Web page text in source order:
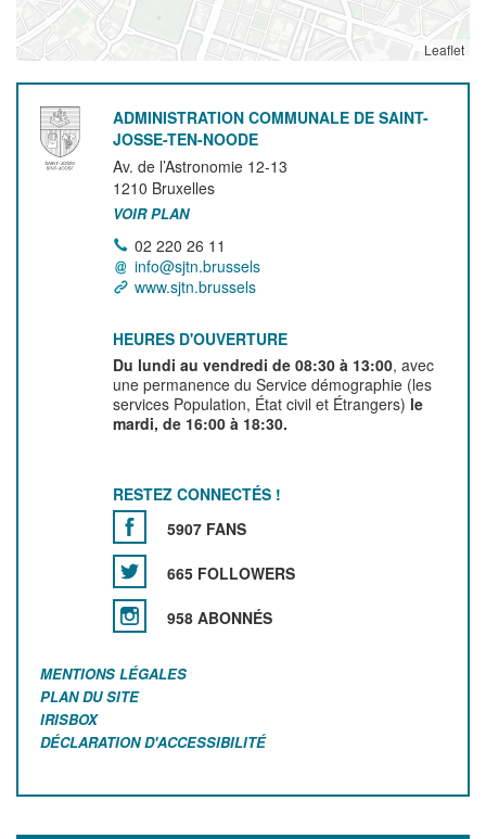
Leaflet
ADMINISTRATION COMMUNALE DE SAINT-
JOSSE-TEN-NOODE
Av. de l’Astronomie 12-13
1210 Bruxelles
VOIR PLAN
02 220 26 11
info@sjtn.brussels
www.sjtn.brussels
HEURES D'OUVERTURE
Du lundi au vendredi de 08:30 à 13:00, avec
une permanence du Service démographie (les
services Population, État civil et Étrangers) le
mardi, de 16:00 à 18:30.
RESTEZ CONNECTÉS !
5907 FANS
665 FOLLOWERS
958 ABONNÉS
MENTIONS LÉGALES
PLAN DU SITE
IRISBOX
DÉCLARATION D'ACCESSIBILITÉ